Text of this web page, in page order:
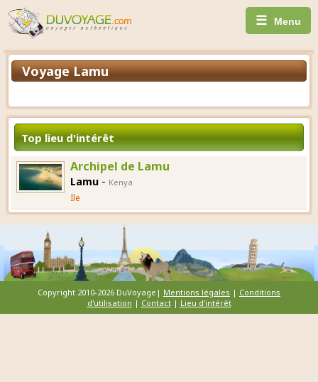
☰ Menu
Voyage Lamu
Top lieu d'intérêt
Archipel de Lamu
Lamu - Kenya
Ile
Copyright 2010-2026 DuVoyage| Mentions légales | Conditions
d'utilisation | Contact| Lieu d'intérêt